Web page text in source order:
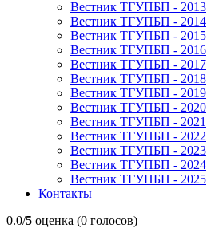
Вестник ТГУПБП - 2013
Вестник ТГУПБП - 2014
Вестник ТГУПБП - 2015
Вестник ТГУПБП - 2016
Вестник ТГУПБП - 2017
Вестник ТГУПБП - 2018
Вестник ТГУПБП - 2019
Вестник ТГУПБП - 2020
Вестник ТГУПБП - 2021
Вестник ТГУПБП - 2022
Вестник ТГУПБП - 2023
Вестник ТГУПБП - 2024
Вестник ТГУПБП - 2025
Контакты
0.0/5 оценка (0 голосов)